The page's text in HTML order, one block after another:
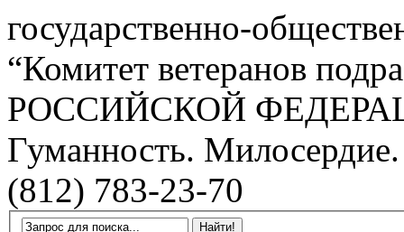
государственно-
“Комитет ветеранов
РОССИЙСКОЙ
Гуманность.
(812) 783-23-70